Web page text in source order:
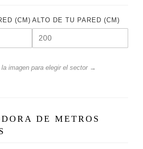
(CM) ALTO DE TU PARED (CM)
imagen para elegir el sector →
DE METROS